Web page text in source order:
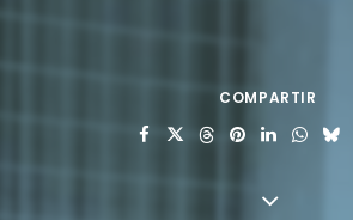
COMPARTIR